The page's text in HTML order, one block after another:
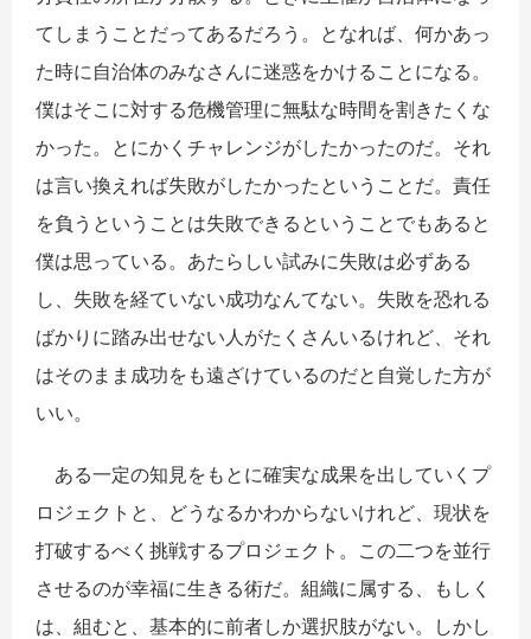
てしまうことだってあるだろう。となれば、何かあっ
た時に自治体のみなさんに迷惑をかけることになる。
僕はそこに対する危機管理に無駄な時間を割きたくな
かった。とにかくチャレンジがしたかったのだ。それ
は言い換えれば失敗がしたかったということだ。責任
を負うということは失敗できるということでもあると
僕は思っている。あたらしい試みに失敗は必ずある
し、失敗を経ていない成功なんてない。失敗を恐れる
ばかりに踏み出せない人がたくさんいるけれど、それ
はそのまま成功をも遠ざけているのだと自覚した方が
いい。
ある一定の知見をもとに確実な成果を出していくプ
ロジェクトと、どうなるかわからないけれど、現状を
打破するべく挑戦するプロジェクト。この二つを並行
させるのが幸福に生きる術だ。組織に属する、もしく
は、組むと、基本的に前者しか選択肢がない。しかし